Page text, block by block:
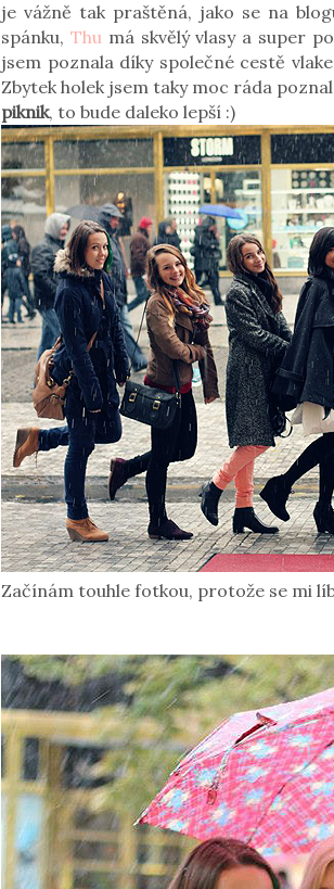
je vážně tak praštěná, jako se na
spánku, Thumá skvělý vlasy a super
jsem poznala díky společné cestě
Zbytek holek jsem taky moc ráda
piknik, to bude daleko lepší :)
Začínám touhle fotkou, protože se mi